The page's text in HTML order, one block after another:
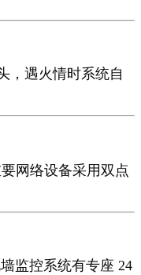
，遇火情时系统自
网络设备采用双点
监控系统有专座 24